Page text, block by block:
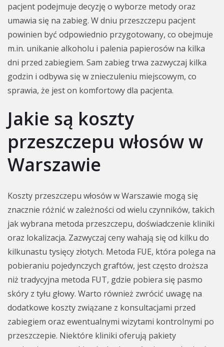
pacjent podejmuje decyzję o wyborze metody oraz
umawia się na zabieg. W dniu przeszczepu pacjent
powinien być odpowiednio przygotowany, co obejmuje
m.in. unikanie alkoholu i palenia papierosów na kilka
dni przed zabiegiem. Sam zabieg trwa zazwyczaj kilka
godzin i odbywa się w znieczuleniu miejscowym, co
sprawia, że jest on komfortowy dla pacjenta.
Jakie są koszty
przeszczepu włosów w
Warszawie
Koszty przeszczepu włosów w Warszawie mogą się
znacznie różnić w zależności od wielu czynników, takich
jak wybrana metoda przeszczepu, doświadczenie kliniki
oraz lokalizacja. Zazwyczaj ceny wahają się od kilku do
kilkunastu tysięcy złotych. Metoda FUE, która polega na
pobieraniu pojedynczych graftów, jest często droższa
niż tradycyjna metoda FUT, gdzie pobiera się pasmo
skóry z tyłu głowy. Warto również zwrócić uwagę na
dodatkowe koszty związane z konsultacjami przed
zabiegiem oraz ewentualnymi wizytami kontrolnymi po
przeszczepie. Niektóre kliniki oferują pakiety